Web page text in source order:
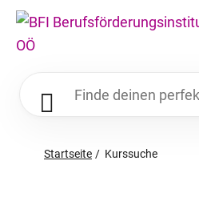
Startseite Kurssuche